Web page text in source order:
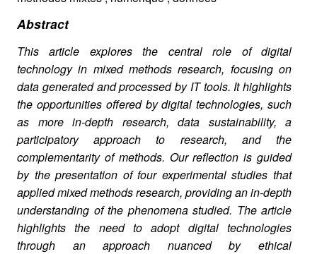
Abstract
This article explores the central role of digital
technology in mixed methods research, focusing on
data generated and processed by IT tools. It highlights
the opportunities offered by digital technologies, such
as more in-depth research, data sustainability, a
participatory approach to research, and the
complementarity of methods. Our reflection is guided
by the presentation of four experimental studies that
applied mixed methods research, providing an in-depth
understanding of the phenomena studied. The article
highlights the need to adopt digital technologies
through an approach nuanced by ethical